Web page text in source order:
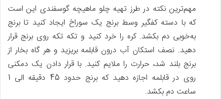
مهم‌ترین نکته در طرز تهیه چلو ماهیچه گوسفندی این است
که با دسته کفگیر وسط برنج یک سوراخ ایجاد کنید تا برنج
به‌خوبی دم بکشد. کره را خرد کنید و تکه تکه روی برنج قرار
دهید. نصف استکان آب درون قابلمه بریزید و هر گاه بخار از
برنج بلند شد، حرارت را ملایم کنید. با قرار دادن یک دمکنی
روی در قابلمه اجازه دهید که برنج حدود 45 دقیقه الی 1
ساعت دم بکشد.